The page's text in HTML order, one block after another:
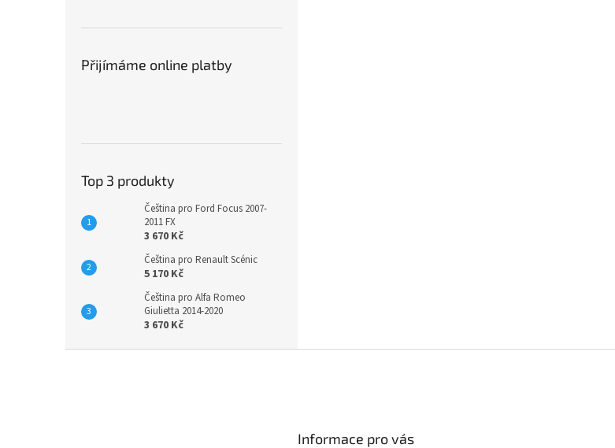
Přijímáme online platby
Top 3 produkty
Čeština pro Ford Focus 2007-
2011 FX
3 670 Kč
Čeština pro Renault Scénic
5 170 Kč
Čeština pro Alfa Romeo
Giulietta 2014-2020
3 670 Kč
Informace pro vás